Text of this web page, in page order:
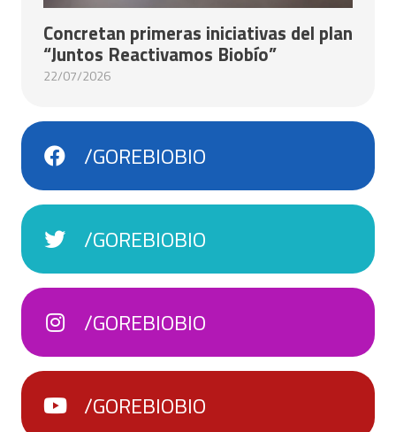
Concretan primeras iniciativas del plan
“Juntos Reactivamos Biobío”
22/07/2026
/GOREBIOBIO
/GOREBIOBIO
/GOREBIOBIO
/GOREBIOBIO